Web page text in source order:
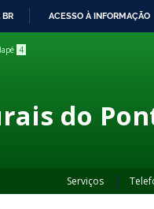
ACESSO À INFORMAÇÃO
4
do
Serviços